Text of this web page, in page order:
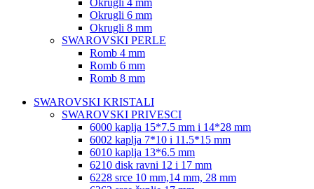
Okrugli 6 mm
Okrugli 8 mm
SWAROVSKI PERLE
Romb 4 mm
Romb 6 mm
Romb 8 mm
SWAROVSKI KRISTALI
SWAROVSKI PRIVESCI
6000 kaplja 15*7.5 mm i 14*28 mm
6002 kaplja 7*10 i 11.5*15 mm
6010 kaplja 13*6.5 mm
6210 disk ravni 12 i 17 mm
6228 srce 10 mm,14 mm, 28 mm